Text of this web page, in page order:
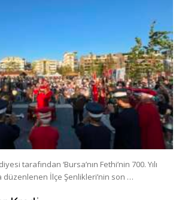
tarafından ‘Bursa’nın Fethi’nin 700. Yılı
düzenlenen İlçe Şenlikleri’nin son …